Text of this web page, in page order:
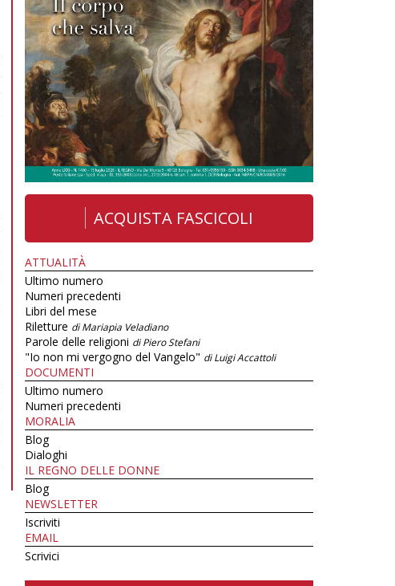
ACQUISTA FASCICOLI
ATTUALITÀ
Ultimo numero
Numeri precedenti
Libri del mese
Riletture di Mariapia Veladiano
Parole delle religioni di Piero Stefani
"Io non mi vergogno del Vangelo" di Luigi Accattoli
DOCUMENTI
Ultimo numero
Numeri precedenti
MORALIA
Blog
Dialoghi
IL REGNO DELLE DONNE
Blog
NEWSLETTER
Iscriviti
EMAIL
Scrivici